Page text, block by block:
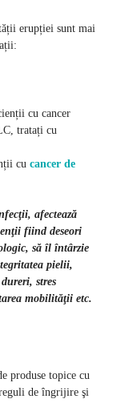
erupției sunt mai
cu cancer
tratați cu
cucancer de
afectează
fiind deseori
să îl întârzie
pielii,
stres
mobilităţii etc.
produse topice cu
de îngrijire şi